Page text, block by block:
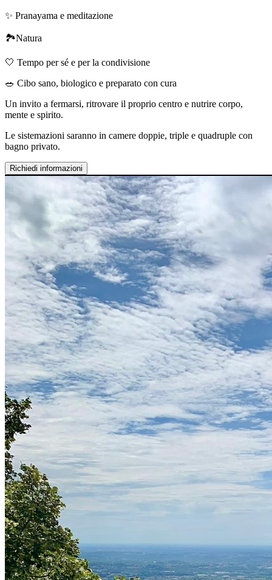
✨ Pranayama e meditazione
🏞Natura
🤍 Tempo per sé e per la condivisione
🥗 Cibo sano, biologico e preparato con cura
Un invito a fermarsi, ritrovare il proprio centro e nutrire corpo,
mente e spirito.
Le sistemazioni saranno in camere doppie, triple e quadruple con
bagno privato.
Richiedi informazioni